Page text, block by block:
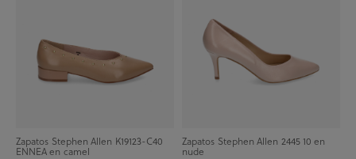
Zapatos Stephen Allen K19123-C40
ENNEA en camel
Zapatos Stephen Allen 2445 10 en
nude